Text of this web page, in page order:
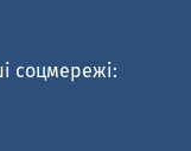
соцмережі: